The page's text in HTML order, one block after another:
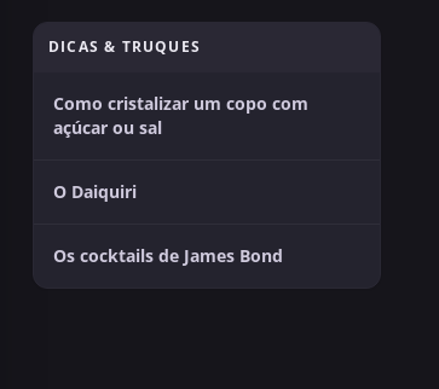
DICAS & TRUQUES
Como cristalizar um copo com
açúcar ou sal
O Daiquiri
Os cocktails de James Bond